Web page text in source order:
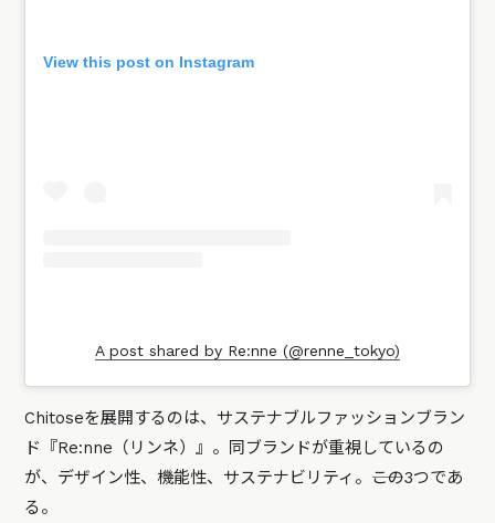
View this post on Instagram
A post shared by Re:nne (@renne_tokyo)
Chitoseを展開するのは、サステナブルファッションブラン
ド『Re:nne（リンネ）』。同ブランドが重視しているの
が、デザイン性、機能性、サステナビリティ。――この3つであ
る。